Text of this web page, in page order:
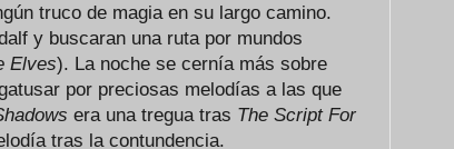
truco de magia en su largo camino.
y buscaran una ruta por mundos
Elves). La noche se cernía más sobre
por preciosas melodías a las que
era una tregua tras The Script For
tras la contundencia.